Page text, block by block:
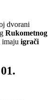
dvorani
Rukometnog
imaju igrači